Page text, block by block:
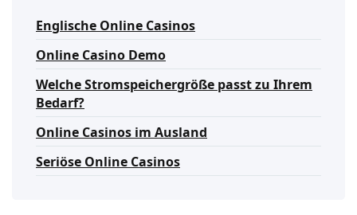
Englische Online Casinos
Online Casino Demo
Welche Stromspeichergröße passt zu Ihrem
Bedarf?
Online Casinos im Ausland
Seriöse Online Casinos